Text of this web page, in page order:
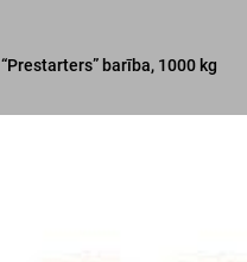
“Prestarters” barība, 1000 kg